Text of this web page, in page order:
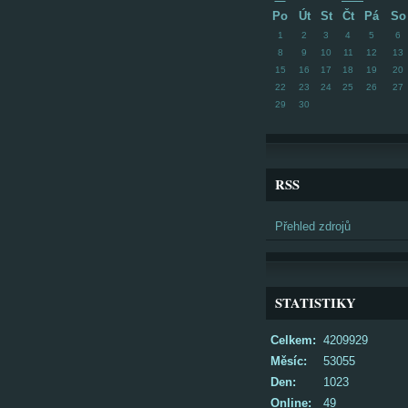
Po Út St Čt Pá So
1 2 3 4 5 6
8
9 10 11 12 13
15
16 17 18 19 20
22
23 24 25 26 27
29
30
RSS
Přehled zdrojů
STATISTIKY
Online: 49
Celkem: 4209929
Měsíc:
53055
Den:
1023